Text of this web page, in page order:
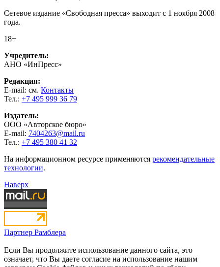
Сетевое издание «Свободная пресса» выходит с 1 ноября 2008
года.
18+
Учредитель:
АНО «ИнПресс»
Редакция:
E-mail: см. Контакты
Тел.: +7 495 999 36 79
Издатель:
ООО «Авторское бюро»
E-mail: 7404263@mail.ru
Тел.: +7 495 380 41 32
На информационном ресурсе применяются рекомендательные
технологии.
Наверх
Партнер Рамблера
Если Вы продолжите использование данного сайта, это
означает, что Вы даете согласие на использование нашим